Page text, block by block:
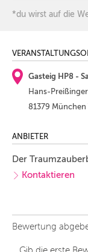
*du wirst auf die
Gasteig HP8 -
Hans-
81379
ANBIETER
Der
Kontaktieren
Bewertung